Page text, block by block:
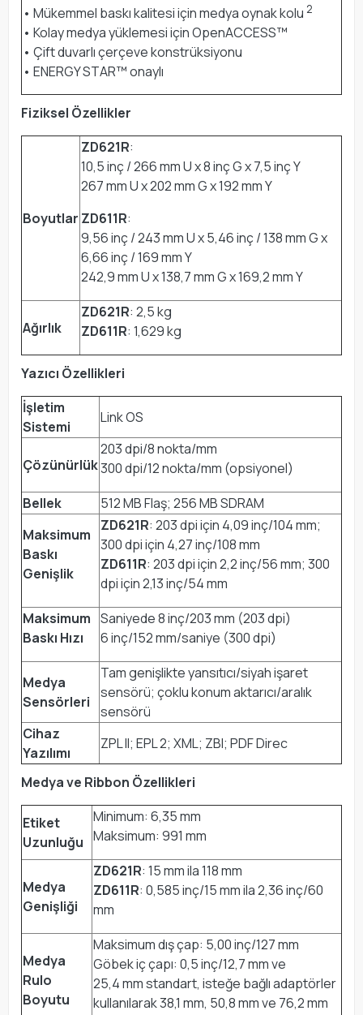
• Mükemmel baskı kalitesi için medya oynak kolu 2
• Kolay medya yüklemesi için OpenACCESS™
• Çift duvarlı çerçeve konstrüksiyonu
• ENERGY STAR™ onaylı
Fiziksel Özellikler
Boyutlar
ZD621R:
10,5 inç / 266 mm U x 8 inç G x 7,5 inç Y
267 mm U x 202 mm G x 192 mm Y
ZD611R:
9,56 inç / 243 mm U x 5,46 inç / 138 mm G x
6,66 inç / 169 mm Y
242,9 mm U x 138,7 mm G x 169,2 mm Y
Ağırlık
ZD621R: 2,5 kg
ZD611R: 1,629 kg
Yazıcı Özellikleri
İşletim
Sistemi
Link OS
Çözünürlük
203 dpi/8 nokta/mm
300 dpi/12 nokta/mm (opsiyonel)
Bellek
512 MB Flaş; 256 MB SDRAM
Maksimum
Baskı
Genişlik
ZD621R: 203 dpi için 4,09 inç/104 mm;
300 dpi için 4,27 inç/108 mm
ZD611R: 203 dpi için 2,2 inç/56 mm; 300
dpi için 2,13 inç/54 mm
Maksimum
Baskı Hızı
Saniyede 8 inç/203 mm (203 dpi)
6 inç/152 mm/saniye (300 dpi)
Medya
Sensörleri
Tam genişlikte yansıtıcı/siyah işaret
sensörü; çoklu konum aktarıcı/aralık
sensörü
Cihaz
Yazılımı
ZPL II; EPL 2; XML; ZBI; PDF Direc
Medya ve Ribbon Özellikleri
Etiket
Uzunluğu
Minimum: 6,35 mm
Maksimum: 991 mm
Medya
Genişliği
ZD621R: 15 mm ila 118 mm
ZD611R: 0,585 inç/15 mm ila 2,36 inç/60
mm
Medya
Rulo
Boyutu
Maksimum dış çap: 5,00 inç/127 mm
Göbek iç çapı: 0,5 inç/12,7 mm ve
25,4 mm standart, isteğe bağlı adaptörler
kullanılarak 38,1 mm, 50,8 mm ve 76,2 mm